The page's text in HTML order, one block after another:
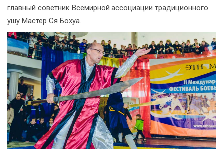
главный советник Всемирной ассоциации традиционного
ушу Мастер Ся Бохуа.